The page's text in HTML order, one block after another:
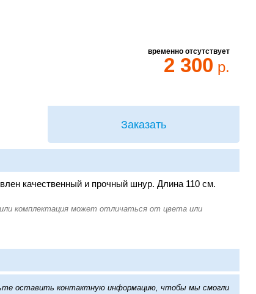
временно отсутствует
2 300 р.
Заказать
качественный и прочный шнур. Длина 110 см.
оставить контактную информацию, чтобы мы смогли